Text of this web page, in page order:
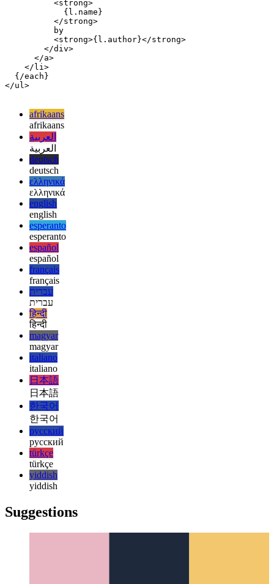
        rel="external"
        target="_blank"
<div class="hover:text-slate-400 duration-200
          <strong>
            {l.name}
          </strong>
          by
          <strong>{l.author}</strong>
        </div>
  {/each}
afrikaans
afrikaans
العربية
العربية
deutsch
deutsch
ελληνικά
ελληνικά
english
english
esperanto
esperanto
español
español
français
français
עברית
עברית
हिन्दी
हिन्दी
magyar
magyar
italiano
italiano
日本語
日本語
한국어
한국어
русский
русский
türkçe
yiddish